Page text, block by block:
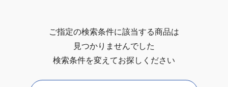
ご指定の検索条件に該当する商品は
見つかりませんでした
検索条件を変えてお探しください